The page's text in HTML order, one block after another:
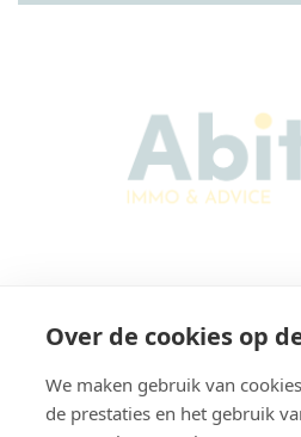
Karel Lodewijk
België
Over de cookies op
We maken gebruik van
de prestaties en het gebruik